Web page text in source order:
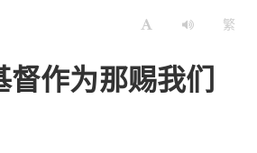
繁
督作为那赐我们